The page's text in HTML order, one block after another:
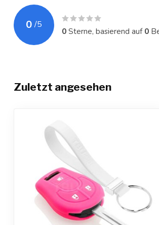
0 /5
0Sterne, basierend auf0
Zuletzt angesehen